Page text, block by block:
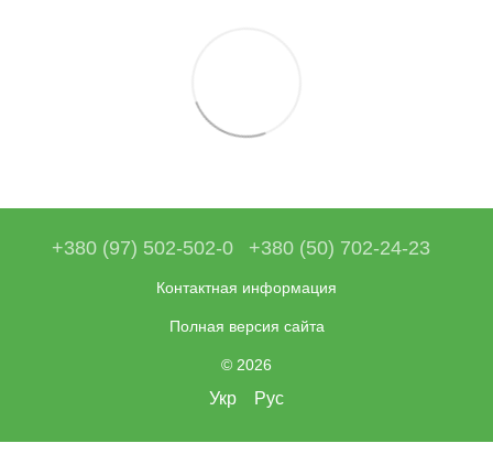
+380 (97) 502-502-0 +380 (50) 702-24-23
Контактная информация
Полная версия сайта
© 2026
Укр Рус